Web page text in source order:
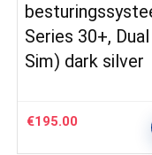
Series 30+, Dual
Sim) dark silver
€195.00